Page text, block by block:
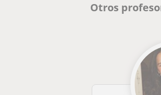
Otros